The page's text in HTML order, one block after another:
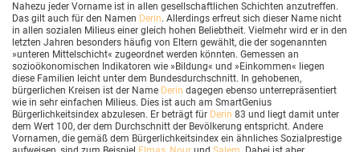
Nahezu jeder Vorname ist in allen gesellschaftlichen Schichten anzutreffen.
Das gilt auch für den Namen Derin. Allerdings erfreut sich dieser Name nicht
in allen sozialen Milieus einer gleich hohen Beliebtheit. Vielmehr wird er in den
letzten Jahren besonders häufig von Eltern gewählt, die der sogenannten
»unteren Mittelschicht« zugeordnet werden könnten. Gemessen an
sozioökonomischen Indikatoren wie »Bildung« und »Einkommen« liegen
diese Familien leicht unter dem Bundesdurchschnitt. In gehobenen,
bürgerlichen Kreisen ist der Name Derin dagegen ebenso unterrepräsentiert
wie in sehr einfachen Milieus. Dies ist auch am SmartGenius
Bürgerlichkeitsindex abzulesen. Er beträgt für Derin 83 und liegt damit unter
dem Wert 100, der dem Durchschnitt der Bevölkerung entspricht. Andere
Vornamen, die gemäß dem Bürgerlichkeitsindex ein ähnliches Sozialprestige